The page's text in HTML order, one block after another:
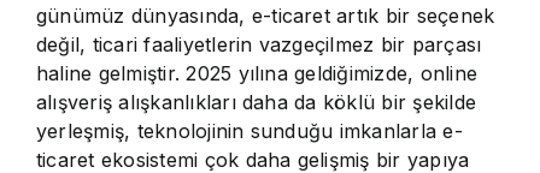
günümüz dünyasında, e-ticaret artık bir seçenek
değil, ticari faaliyetlerin vazgeçilmez bir parçası
haline gelmiştir. 2025 yılına geldiğimizde, online
alışveriş alışkanlıkları daha da köklü bir şekilde
yerleşmiş, teknolojinin sunduğu imkanlarla e-
ticaret ekosistemi çok daha gelişmiş bir yapıya